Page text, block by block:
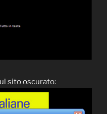
sito oscurato: